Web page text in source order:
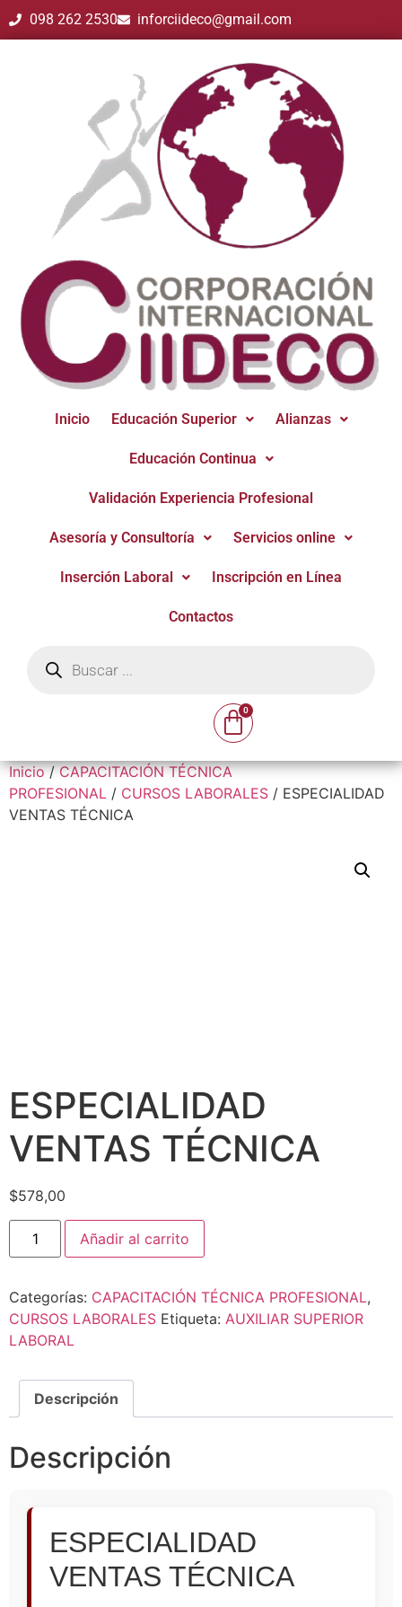
098 262 2530 inforciideco@gmail.com
Inicio Educación Superior Alianzas
Educación Continua
Validación Experiencia Profesional
Asesoría y Consultoría Servicios online
Inserción Laboral Inscripción en Línea
Contactos
Inicio/CAPACITACIÓN TÉCNICA
PROFESIONAL / CURSOS LABORALES / ESPECIALIDAD
VENTAS TÉCNICA
ESPECIALIDAD
VENTAS TÉCNICA
$578,00
Añadir al carrito
Categorías: CAPACITACIÓN TÉCNICA PROFESIONAL,
CURSOS LABORALES Etiqueta: AUXILIAR SUPERIOR
LABORAL
Descripción
Descripción
ESPECIALIDAD
VENTAS TÉCNICA